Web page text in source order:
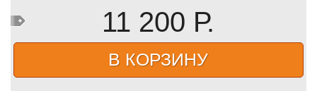
11 200 Р.
В КОРЗИНУ